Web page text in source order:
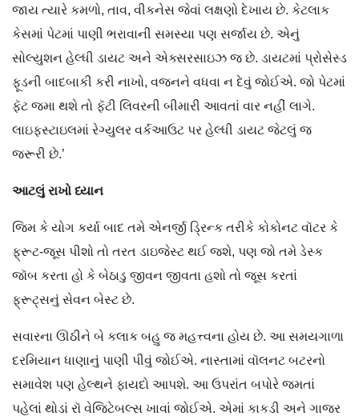
જાય ત્યારે કમળો, તાવ, વીકનેસ જેવાં લક્ષણો દેખાય છે. કેટલાક
કેસમાં પેટમાં પાણી ભરાવાની સમસ્યા પણ સર્જાય છે. એનું
સોલ્યુશન હેલ્ધી ડાયટ અને એક્સરસાઇઝ જ છે. ડાયટમાં પ્રોસેસ્ડ
ફૂડની બાદબાકી કરી નાખો, વજનને વધવા ન દેવું જોઈએ. જો પેટમાં
ફૅટ જમા થશે તો ફૅટી લિવરની બીમારી આવતાં વાર નહીં લાગે.
લાઇફસ્ટાઇલમાં રેગ્યુલર વર્કઆઉટ પર હેલ્ધી ડાયટ જેટલું જ
જરૂરી છે.’
આટલું રાખો ધ્યાન
જિમ કે યોગ કર્યા બાદ તમે એનર્જી ડ્રિન્ક તરીકે કોકોનટ વૉટર કે
ફ્રૂટ-જૂસ પીશો તો તરત ડાઇજેસ્ટ થઈ જશે, પણ જો તમે ડેસ્ક
જૉબ કરતા હો કે બેઠાડુ જીવન જીવતા હશો તો જૂસ કરતાં
ફ્રૂટ્સનું સેવન બેસ્ટ છે.
સવારના ઊઠીને બે કલાક બહુ જ મહત્ત્વના હોય છે. આ સમયગાળા
દરમિયાન ધાણાનું પાણી પીવું જોઈએ. નાસ્તામાં વૉલનટ બટરનો
સમાવેશ પણ હેલ્થને ફાયદો આપશે. આ ઉપરાંત બપોરે જમતાં
પહેલાં થોડાં રૉ વેજિટેબલ્સ ખાવાં જોઈએ. એમાં કાકડી અને ગાજર